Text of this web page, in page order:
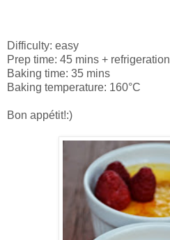
Difficulty: easy
Prep time: 45 mins + refrigeration
Baking time: 35 mins
Baking temperature: 160°C
Bon appétit!:)